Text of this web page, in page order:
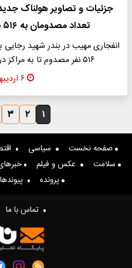
جزئیات و تصاویر هولناک
تعداد مصدومان به ۵۱۶ نفر رسید + عکس و فیلم
انفجاری مهیب در بندر شهید
۵۱۶ نفر مصدوم تا به مراکز درمانی اعزام شدند، همچنین…
۶ اردیبهشت ۱۴۰۴
۱ ۲ ۳
صفحه نخست سیاسی
سلامت
عکس و فیلم
پرونده
پیوندها
تماس با ما